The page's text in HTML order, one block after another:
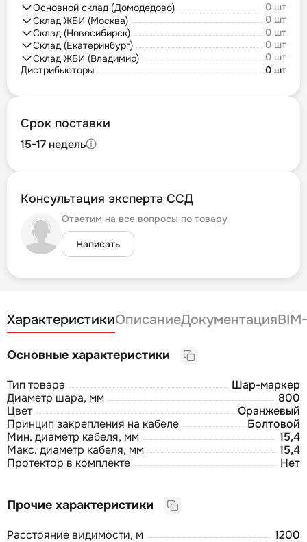
Основной склад (Домодедово)
0 шт
Склад ЖБИ (Москва)
0 шт
Склад (Новосибирск)
0 шт
Склад (Екатеринбург)
0 шт
Склад ЖБИ (Владимир)
0 шт
Дистрибьюторы
0 шт
Срок поставки
15-17 недель
Консультация эксперта ССД
Ответим на все вопросы по товару
Написать
ХарактеристикиОписаниеДокументация
Основные характеристики
Тип товара
Шар-маркер
Диаметр шара, мм
800
Цвет
Оранжевый
Принцип закрепления на кабеле
Болтовой
Мин. диаметр кабеля, мм
15,4
Макс. диаметр кабеля, мм
15,4
Протектор в комплекте
Нет
Прочие характеристики
Расстояние видимости, м
1200